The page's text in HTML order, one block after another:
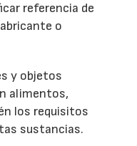
referencia de
o
y objetos
alimentos,
los requisitos
sustancias.